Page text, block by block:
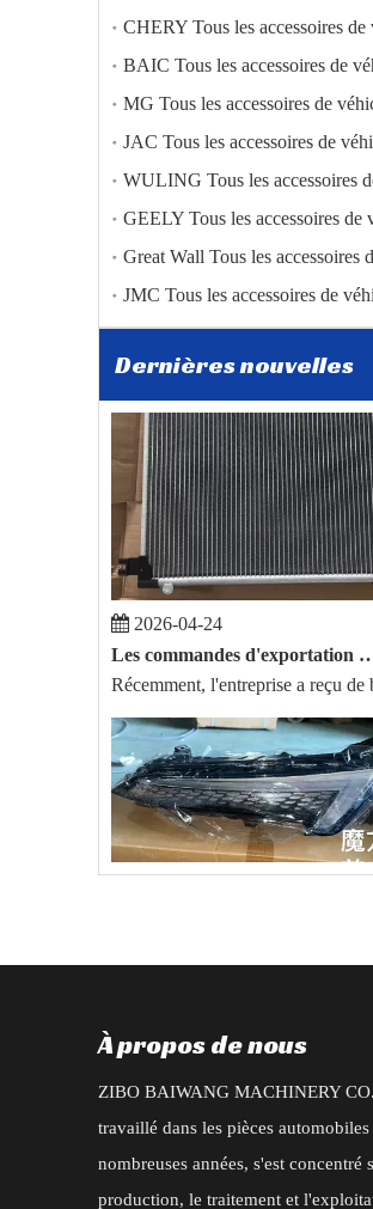
BAIC Tous les accessoires de
MG Tous les accessoires de
JAC Tous les accessoires de
JMC Tous les accessoires de
Dernières nouvelles
2026-01-05
Zibo Baiwang Machinery Co., Ltd.
Zibo Baiwang Machinery Co.,
Récemment, l'entreprise a reçu
Le 20 août 2025, notre société a
2025-07-04
Nouvelle commande pour les accessoires
À propos de nous
ZIBO BAIWANG MACHINERY
travaillé dans les pièces automobiles
nombreuses années, s'est concentré
production, le traitement et